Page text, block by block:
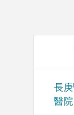
長
醫院